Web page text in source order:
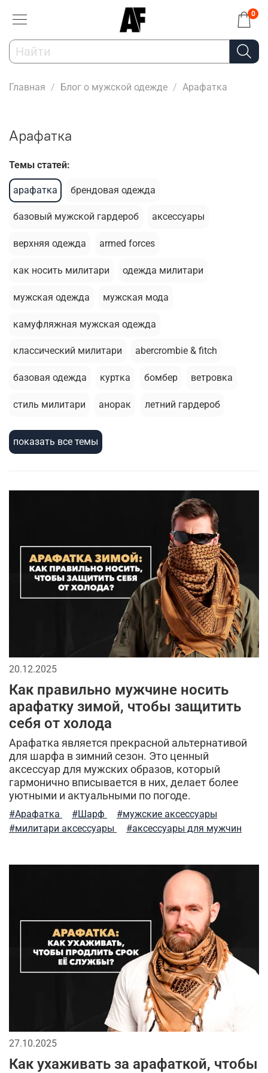
0
Главная Блог о мужской одежде Арафатка
Арафатка
Темы статей:
арафатка брендовая одежда
базовый мужской гардероб аксессуары
верхняя одежда armed forces
как носить милитари одежда милитари
мужская одежда мужская мода
камуфляжная мужская одежда
классический милитари abercrombie & fitch
базовая одежда куртка бомбер ветровка
стиль милитари анорак летний гардероб
брюки джоггеры
сухпаек
головные уборы
спортивный стиль 2026 тактические перчатки
мода в стиле милитари джинсы бейсболки
мужской лонгслив кепки
аксессуары для мужчин
мужская футболка
тренды в мужской одежде камуфляж в одежде
камуфляжная куртка
милитари аксессуары
кэжуал или уличный милитари
мужские жилеты модные тренды
флис
как носить милитари в зрелом возрасте
премиальное термобелье городская мода
зимний гардероб парка мужские аксессуары
спортивный милитари футболка stone island
демисезонная одежда милитари одежда
тактический рюкзак
показать все темы
20.12.2025
Как правильно мужчине носить
арафатку зимой, чтобы защитить
себя от холода
Арафатка является прекрасной альтернативой
для шарфа в зимний сезон. Это ценный
аксессуар для мужских образов, который
гармонично вписывается в них, делает более
уютными и актуальными по погоде.
#Арафатка #Шарф
#мужские аксессуары
#милитари аксессуары
#аксессуары для мужчин
27.10.2025
Как ухаживать за арафаткой, чтобы